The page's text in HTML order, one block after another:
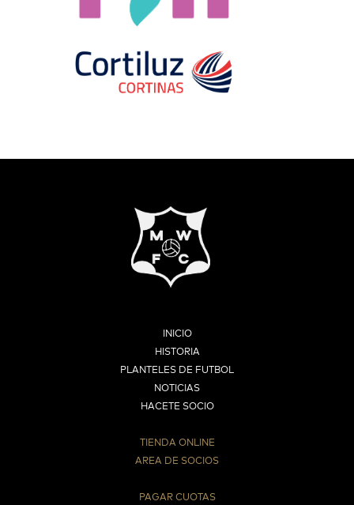
INICIO
HISTORIA
PLANTELES DE FUTBOL
NOTICIAS
HACETE SOCIO
TIENDA ONLINE
AREA DE SOCIOS
PAGAR CUOTAS